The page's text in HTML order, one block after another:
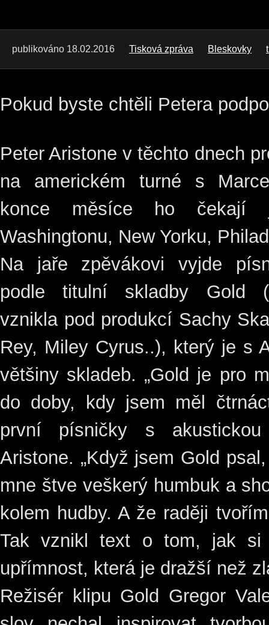
publikováno 18.02.2016 Tisková zpráva Bleskovky
Pokud byste chtěli Petera
Peter Aristone v těchto dnech
na americkém turné s
konce měsíce ho čekají
Washingtonu, New Yorku,
Na jaře zpěvákovi vyjde
podle titulní skladby Gold
vznikla pod produkcí Sachy
Rey, Miley Cyrus..), který je s
většiny skladeb. „Gold je pro
do doby, kdy jsem měl
první písničky s
Aristone. „Když jsem Gold
mne štve veškerý humbuk a
kolem hudby. A že raději
Tak vznikl text o tom, jak si
upřímnost, která je dražší než
Režisér klipu Gold Gregor